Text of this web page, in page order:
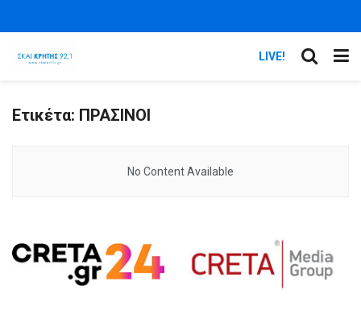
LIVE!
Ετικέτα: ΠΡΑΣΙΝΟΙ
No Content Available